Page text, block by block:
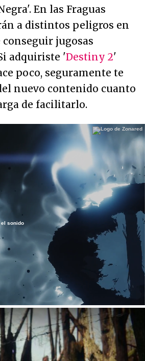
En las Fraguas
a distintos peligros en
conseguir jugosas
adquiriste 'Destiny 2'
poco, seguramente te
nuevo contenido cuanto
de facilitarlo.
sonido